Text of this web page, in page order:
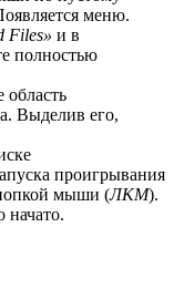
меню.
Files» и в
полностью
область
Выделив его,
проигрывания
мыши (ЛКМ).
начато.